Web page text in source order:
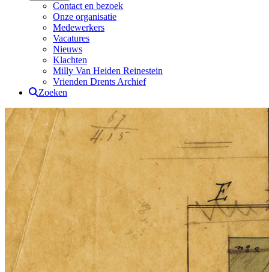
Contact en bezoek
Onze organisatie
Medewerkers
Vacatures
Nieuws
Klachten
Milly Van Heiden Reinestein
Vrienden Drents Archief
Zoeken
Drents Archief